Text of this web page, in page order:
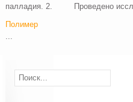
палладия. 2. Проведено
Полимер
...